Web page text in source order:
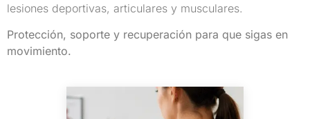
lesiones deportivas, articulares y musculares.
Protección, soporte y recuperación para que sigas en
movimiento.